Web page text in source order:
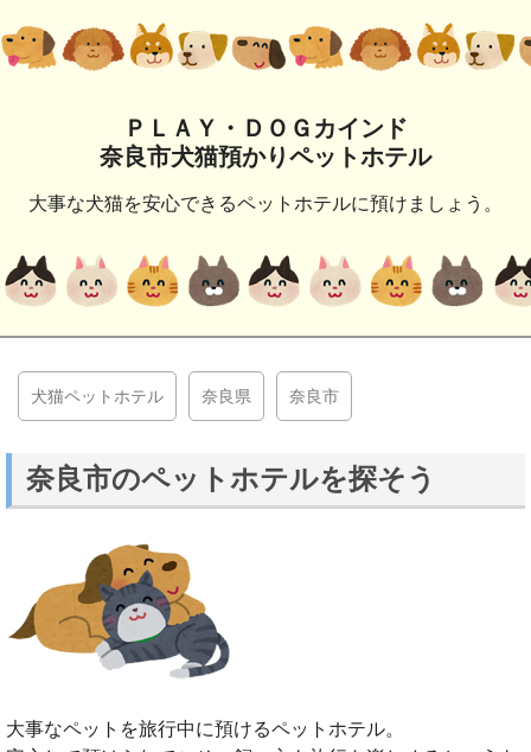
ＰＬＡＹ・ＤＯＧカインド
奈良市犬猫預かりペットホテル
大事な犬猫を安心できるペットホテルに預けましょう。
犬猫ペットホテル 奈良県 奈良市
奈良市のペットホテルを探そう
大事なペットを旅行中に預けるペットホテル。